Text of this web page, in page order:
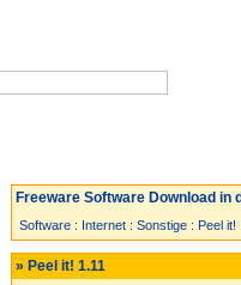
Freeware Software Download in
Software : Internet : Sonstige : Peel it!
» Peel it! 1.11